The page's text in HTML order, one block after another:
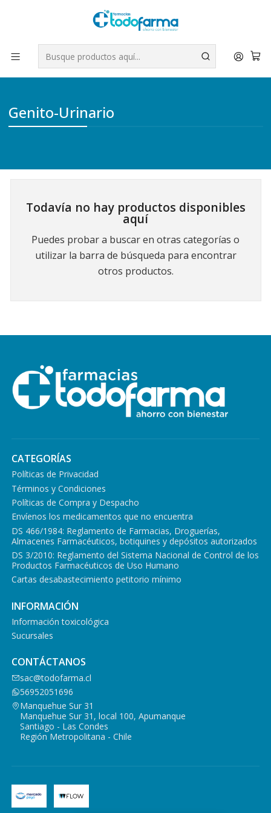
Tus compras tienen envío GRATIS por Rappi - Atención exclusiva
para Chile | WhatsApp +56
Leer más
Inicio Medicamentos Genito-Urinario
Genito-Urinario
Todavía no hay productos disponibles
aquí
Puedes probar a buscar en otras categorías o
utilizar la barra de búsqueda para encontrar
otros productos.
CATEGORÍAS
Políticas de Privacidad
Términos y Condiciones
Políticas de Compra y Despacho
Envíenos los medicamentos que no encuentra
DS 466/1984: Reglamento de Farmacias, Droguerías,
Almacenes Farmacéuticos, botiquines y depósitos autorizados
DS 3/2010: Reglamento del Sistema Nacional de Control de los
Productos Farmacéuticos de Uso Humano
Cartas desabastecimiento petitorio mínimo
INFORMACIÓN
Información toxicológica
Sucursales
CONTÁCTANOS
sac@todofarma.cl
56952051696
Manquehue Sur 31
Manquehue Sur 31, local 100, Apumanque
Santiago - Las Condes
Región Metropolitana - Chile